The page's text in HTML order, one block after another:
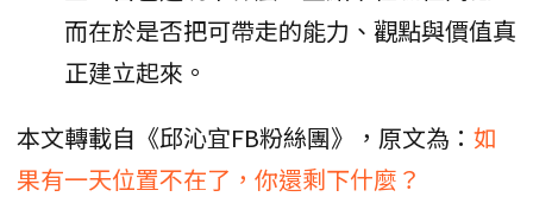
而在於是否把可帶走的能力、觀點與價值真
正建立起來。
本文轉載自《邱沁宜FB粉絲團》，原文為： 如
果有一天位置不在了，你還剩下什麼？